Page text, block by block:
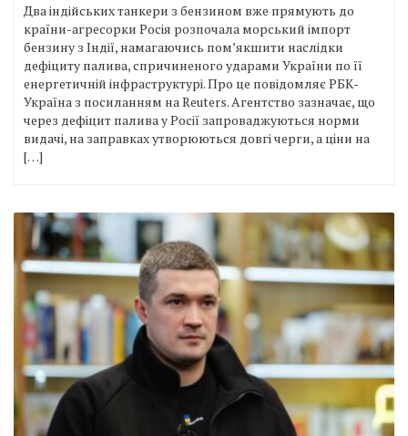
Два індійських танкери з бензином вже прямують до
країни-агресорки Росія розпочала морський імпорт
бензину з Індії, намагаючись пом’якшити наслідки
дефіциту палива, спричиненого ударами України по її
енергетичній інфраструктурі. Про це повідомляє РБК-
Україна з посиланням на Reuters. Агентство зазначає, що
через дефіцит палива у Росії запроваджуються норми
видачі, на заправках утворюються довгі черги, а ціни на
[…]